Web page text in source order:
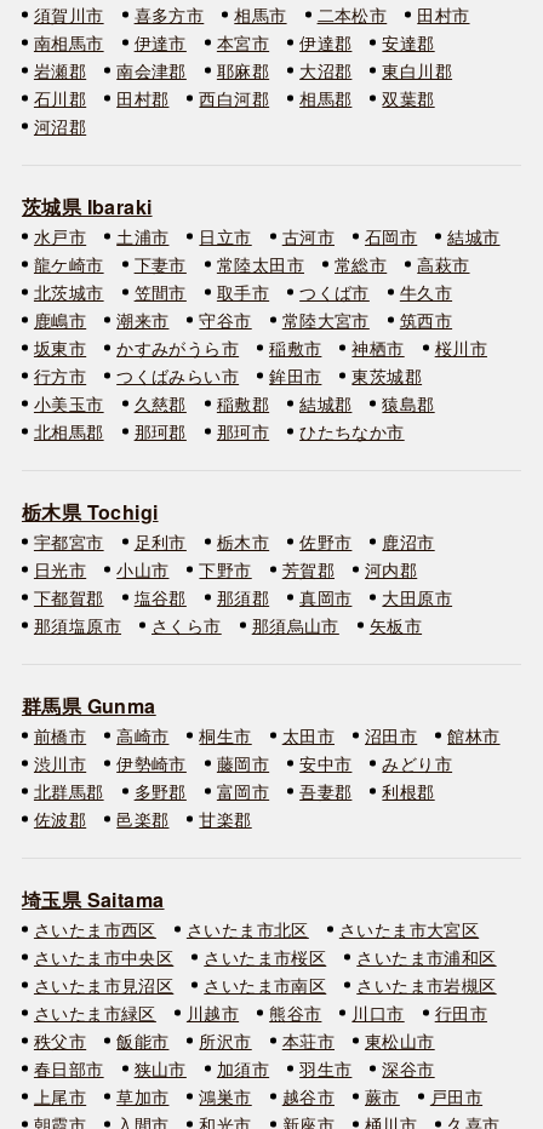
須賀川市
喜多方市 相馬市 二本松市
田村市
南相馬市
伊達市 本宮市 伊達郡
安達郡
岩瀬郡
南会津郡 耶麻郡 大沼郡
東白川郡
石川郡
田村郡 西白河郡 相馬郡
双葉郡
河沼郡
茨城県 Ibaraki
水戸市 土浦市 日立市 古河市 石岡市
結城市
龍ケ崎市
下妻市 常陸太田市 常総市
高萩市
北茨城市
笠間市 取手市 つくば市
牛久市
鹿嶋市
潮来市 守谷市 常陸大宮市
筑西市
坂東市
かすみがうら市 稲敷市 神栖市
桜川市
行方市
つくばみらい市 鉾田市
東茨城郡
小美玉市
久慈郡 稲敷郡 結城郡
猿島郡
北相馬郡
那珂郡 那珂市 ひたちなか市
栃木県 Tochigi
宇都宮市 足利市 栃木市 佐野市
鹿沼市
日光市
小山市 下野市 芳賀郡
河内郡
下都賀郡
塩谷郡 那須郡 真岡市
大田原市
那須塩原市
さくら市 那須烏山市 矢板市
群馬県 Gunma
前橋市 高崎市 桐生市 太田市 沼田市
館林市
渋川市
伊勢崎市 藤岡市 安中市
みどり市
北群馬郡
多野郡 富岡市 吾妻郡
利根郡
佐波郡
邑楽郡 甘楽郡
埼玉県 Saitama
さいたま市西区 さいたま市北区
さいたま市大宮区
さいたま市中央区
さいたま市桜区
さいたま市浦和区
さいたま市見沼区
さいたま市南区
さいたま市岩槻区
さいたま市緑区
川越市 熊谷市 川口市
行田市
秩父市
飯能市 所沢市 本荘市
東松山市
春日部市
狭山市 加須市 羽生市
深谷市
上尾市
草加市 鴻巣市 越谷市 蕨市
戸田市
朝霞市
入間市 和光市 新座市 桶川市
久喜市